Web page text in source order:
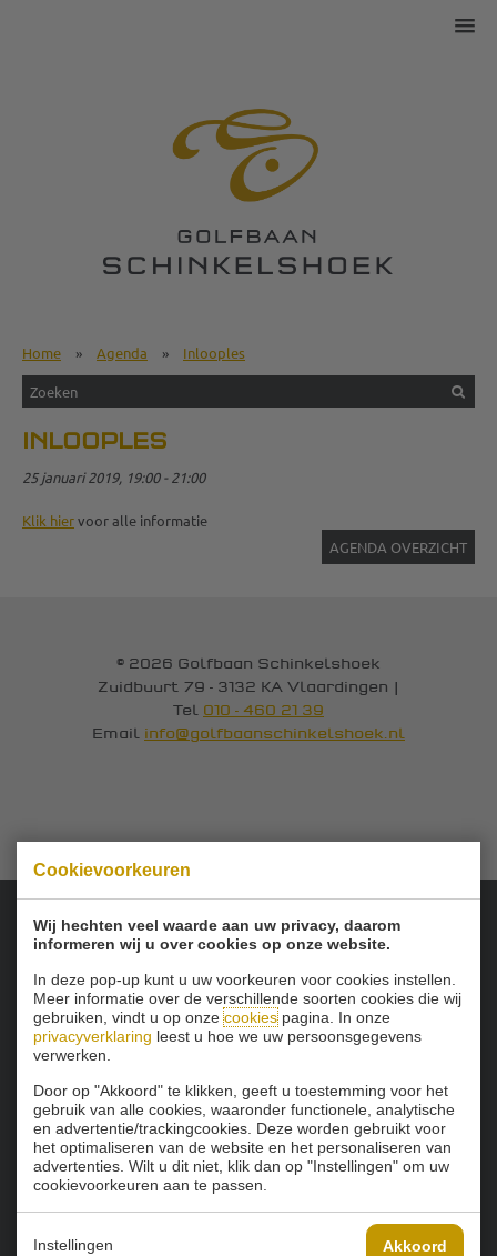
Cookievoorkeuren
Wij hechten veel waarde aan uw privacy, daarom
informeren wij u over cookies op onze website.
In deze pop-up kunt u uw voorkeuren voor cookies instellen.
Meer informatie over de verschillende soorten cookies die wij
gebruiken, vindt u op onzecookiespagina. In onze
privacyverklaring leest u hoe we uw persoonsgegevens
verwerken.
Door op "Akkoord" te klikken, geeft u toestemming voor het
gebruik van alle cookies, waaronder functionele, analytische
en advertentie/trackingcookies. Deze worden gebruikt voor
het optimaliseren van de website en het personaliseren van
advertenties. Wilt u dit niet, klik dan op "Instellingen" om uw
cookievoorkeuren aan te passen.
Instellingen Akkoord
Home » Agenda » Inlooples
INLOOPLES
25 januari 2019, 19:00 - 21:00
Klik hiervoor alle informatie
AGENDA OVERZICHT
© 2026 Golfbaan Schinkelshoek
Zuidbuurt 79 - 3132 KA Vlaardingen |
Tel 010 - 460 21 39
Email info@golfbaanschinkelshoek.nl
Onze sponsoren: